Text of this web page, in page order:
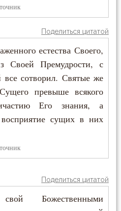
Поделиться цитатой
естества Своего,
Своей Премудрости, с
сотворил. Святые же
превыше всякого
Его знания, а
сущих в них
Поделиться цитатой
Божественными